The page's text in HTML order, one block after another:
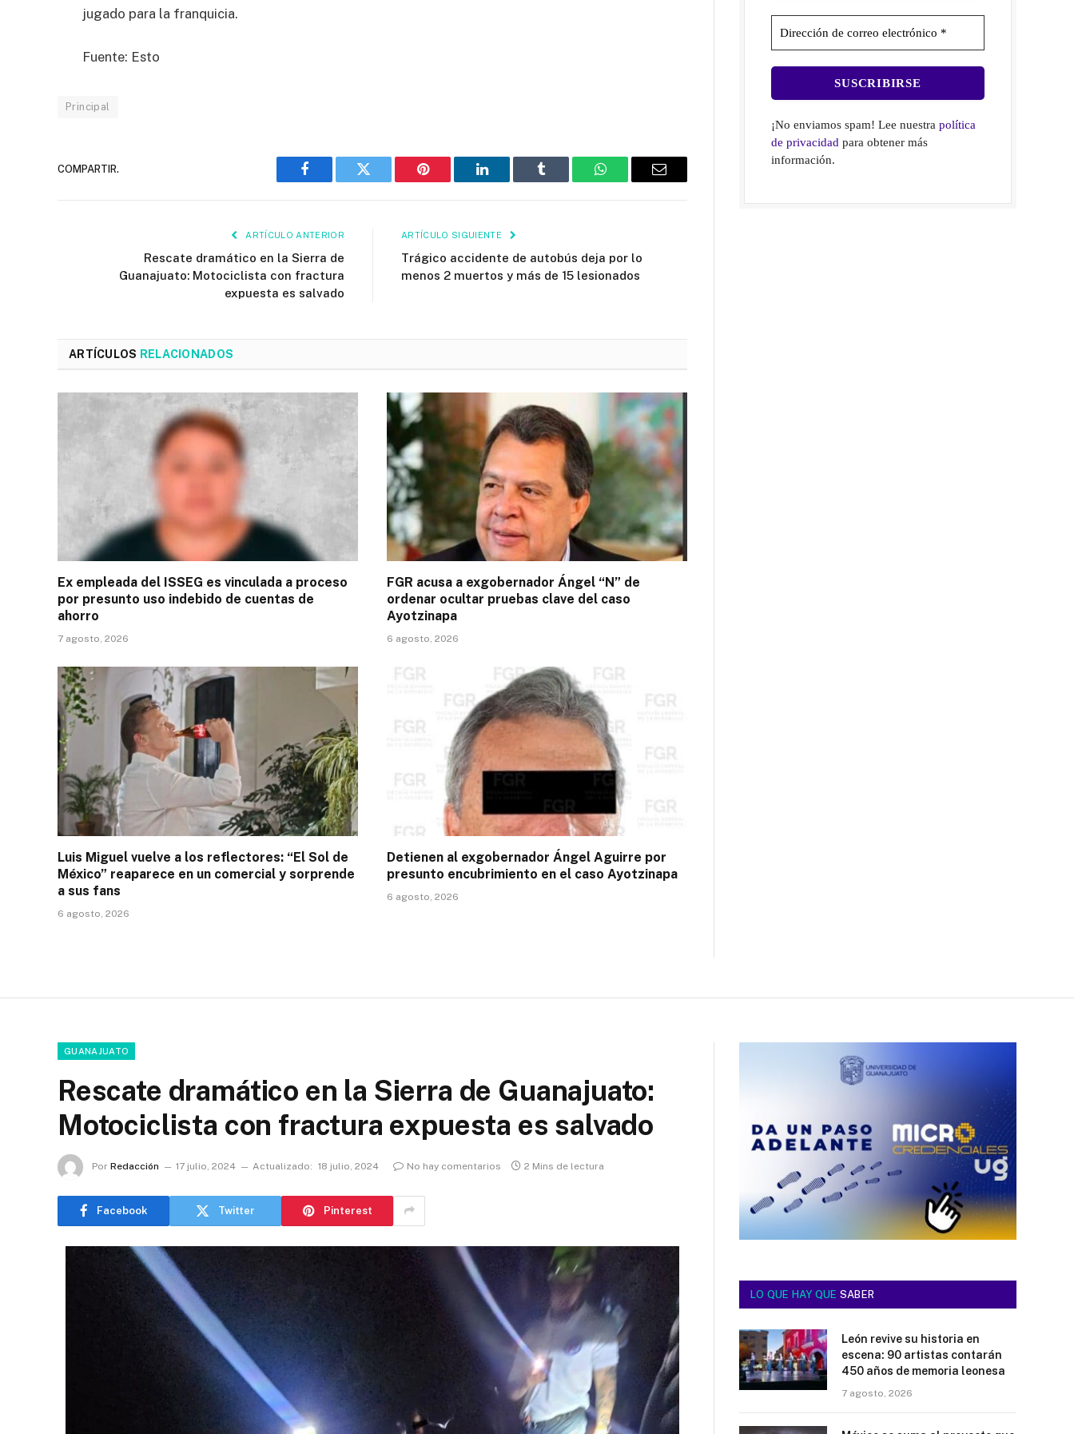
jugado para la franquicia.
Fuente: Esto
Principal
COMPARTIR.
Facebook Twitter Pinterest LinkedIn Tumblr WhatsAppEmail
ARTÍCULO ANTERIOR
Rescate dramático en la Sierra de
Guanajuato: Motociclista con fractura
expuesta es salvado
ARTÍCULO SIGUIENTE
Trágico accidente de autobús deja por lo
menos 2 muertos y más de 15 lesionados
ARTÍCULOS RELACIONADOS
Ex empleada del ISSEG es vinculada a proceso
por presunto uso indebido de cuentas de
ahorro
7 agosto, 2026
FGR acusa a exgobernador Ángel “N” de
ordenar ocultar pruebas clave del caso
Ayotzinapa
6 agosto, 2026
Luis Miguel vuelve a los reflectores: “El Sol de
México” reaparece en un comercial y sorprende
a sus fans
6 agosto, 2026
Detienen al exgobernador Ángel Aguirre por
presunto encubrimiento en el caso Ayotzinapa
6 agosto, 2026
¡No enviamos spam! Lee nuestrapolítica
de privacidad para obtener más
información.
GUANAJUATO
Rescate dramático en la Sierra de Guanajuato:
Motociclista con fractura expuesta es salvado
Por Redacción 17 julio, 2024 Actualizado: 18 julio, 2024 No hay comentarios 2 Mins de lectura
Facebook Twitter Pinterest
LO QUE HAY QUE SABER
León revive su historia en
escena: 90 artistas contarán
450 años de memoria leonesa
7 agosto, 2026